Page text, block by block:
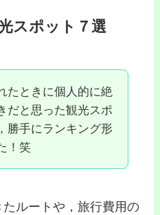
スポット７選
たときに個人的に絶
だと思った観光スポ
勝手にランキング形
！笑
ルートや，旅行費用の